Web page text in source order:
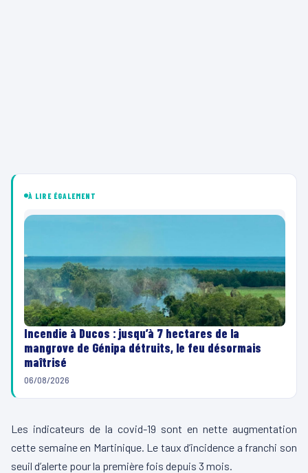
À LIRE ÉGALEMENT
Incendie à Ducos : jusqu’à 7 hectares de la
mangrove de Génipa détruits, le feu désormais
maîtrisé
06/08/2026
Les indicateurs de la covid-19 sont en nette augmentation
cette semaine en Martinique. Le taux d’incidence a franchi son
seuil d’alerte pour la première fois depuis 3 mois.